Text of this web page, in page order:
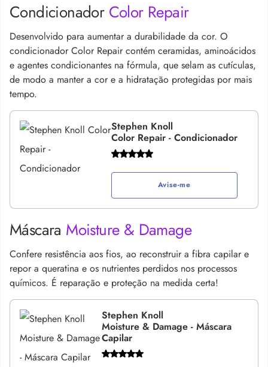
Condicionador Color Repair
Desenvolvido para aumentar a durabilidade da cor. O
condicionador Color Repair contém ceramidas, aminoácidos
e agentes condicionantes na fórmula, que selam as cutículas,
de modo a manter a cor e a hidratação protegidas por mais
tempo.
Stephen Knoll
Color Repair - Condicionador
Avise-me
Máscara Moisture & Damage
Confere resistência aos fios, ao reconstruir a fibra capilar e
repor a queratina e os nutrientes perdidos nos processos
químicos. É reparação e proteção na medida certa!
Stephen Knoll
Moisture & Damage - Máscara
Capilar